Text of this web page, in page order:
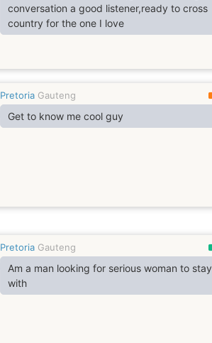
conversation a good listener,ready to cross
country for the one I love
Pretoria Gauteng
Get to know me cool guy
Pretoria Gauteng
Am a man looking for serious woman to stay
with